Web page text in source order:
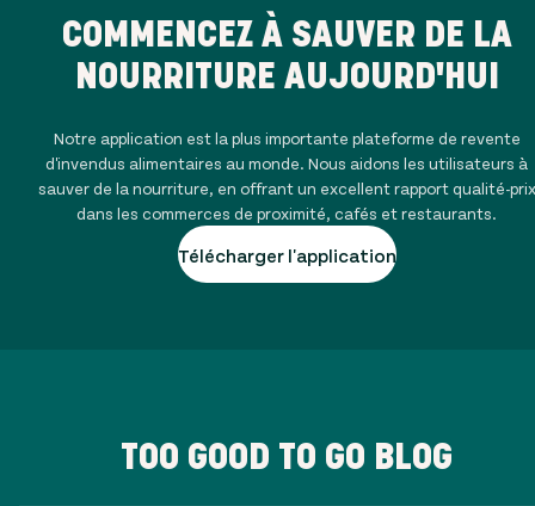
COMMENCEZ À SAUVER DE LA
NOURRITURE AUJOURD'HUI
Notre application est la plus importante plateforme de revente
d'invendus alimentaires au monde. Nous aidons les utilisateurs à
sauver de la nourriture, en offrant un excellent rapport qualité-prix
dans les commerces de proximité, cafés et restaurants.
Télécharger l'application
TOO GOOD TO GO BLOG